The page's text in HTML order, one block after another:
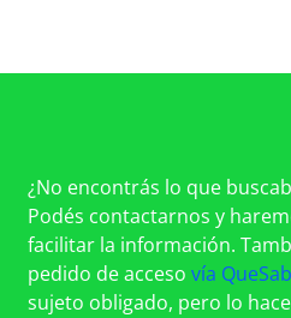
¿No encontrás lo que
Podés contactarnos y
facilitar la información.
pedido de accesovía
sujeto obligado, pero lo